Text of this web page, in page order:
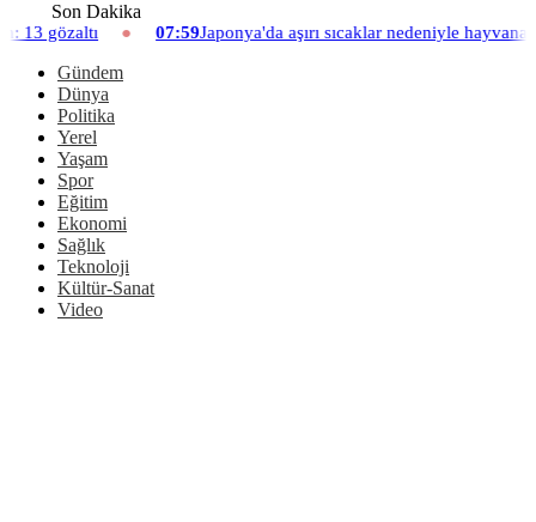
Son Dakika
aşırı sıcaklar nedeniyle hayvanat bahçesinde üç aslan öldü
Gündem
Dünya
Politika
Yerel
Yaşam
Spor
Eğitim
Ekonomi
Sağlık
Teknoloji
Kültür-Sanat
Video